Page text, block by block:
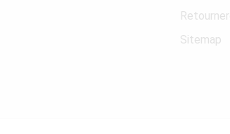
Sitemap